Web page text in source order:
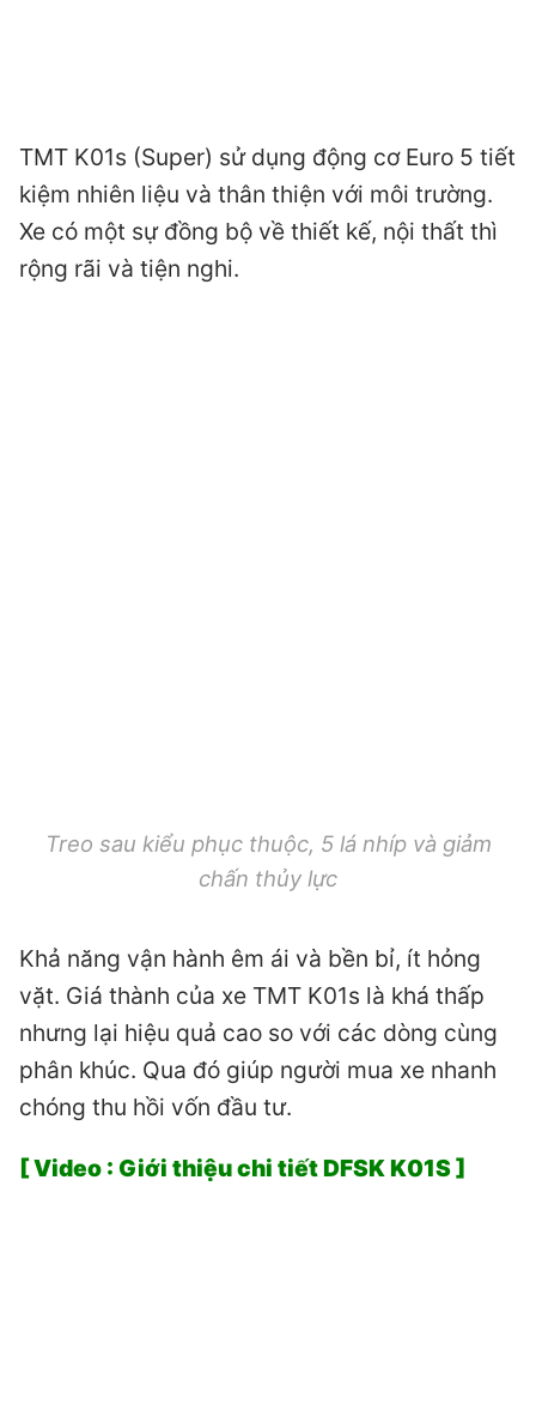
TMT K01s (Super) sử dụng động cơ Euro 5 tiết
kiệm nhiên liệu và thân thiện với môi trường.
Xe có một sự đồng bộ về thiết kế, nội thất thì
rộng rãi và tiện nghi.
Treo sau kiểu phục thuộc, 5 lá nhíp và giảm
chấn thủy lực
Khả năng vận hành êm ái và bền bỉ, ít hỏng
vặt. Giá thành của xe TMT K01s là khá thấp
nhưng lại hiệu quả cao so với các dòng cùng
phân khúc. Qua đó giúp người mua xe nhanh
chóng thu hồi vốn đầu tư.
[ Video : Giới thiệu chi tiết DFSK K01S ]